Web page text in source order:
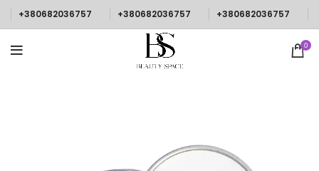
+380682036757 +380682036757 +380682036757
0